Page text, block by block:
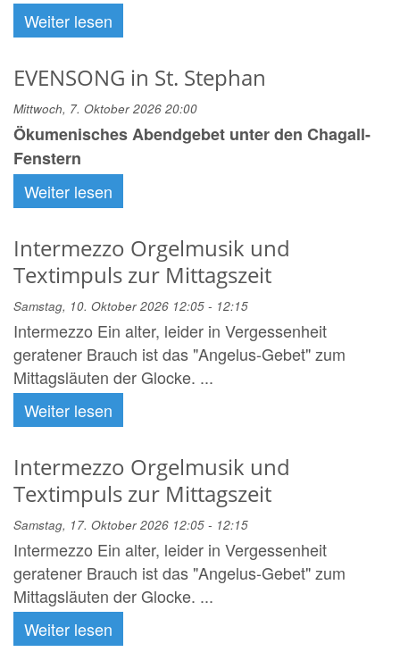
Weiter lesen
EVENSONG in St. Stephan
Mittwoch, 7. Oktober 2026 20:00
Ökumenisches Abendgebet unter den Chagall-
Fenstern
Weiter lesen
Intermezzo Orgelmusik und
Textimpuls zur Mittagszeit
Samstag, 10. Oktober 2026 12:05 - 12:15
Intermezzo Ein alter, leider in Vergessenheit
geratener Brauch ist das "Angelus-Gebet" zum
Mittagsläuten der Glocke. ...
Weiter lesen
Intermezzo Orgelmusik und
Textimpuls zur Mittagszeit
Samstag, 17. Oktober 2026 12:05 - 12:15
Intermezzo Ein alter, leider in Vergessenheit
geratener Brauch ist das "Angelus-Gebet" zum
Mittagsläuten der Glocke. ...
Weiter lesen